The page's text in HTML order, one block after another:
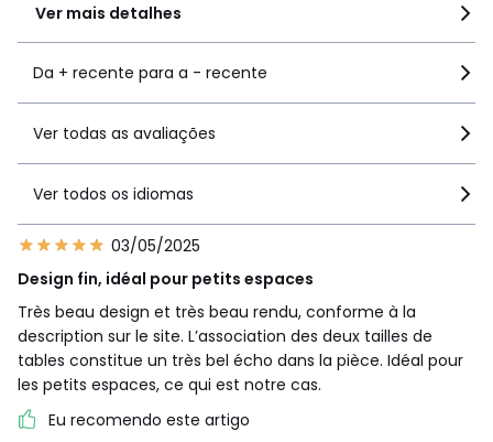
Ver mais detalhes
Da + recente para a - recente
Ver todas as avaliações
Ver todos os idiomas
03/05/2025
Design fin, idéal pour petits espaces
Très beau design et très beau rendu, conforme à la
description sur le site. L’association des deux tailles de
tables constitue un très bel écho dans la pièce. Idéal pour
les petits espaces, ce qui est notre cas.
Eu recomendo este artigo